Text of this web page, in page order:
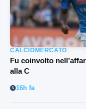
CALCIOMERCATO
Fu coinvolto
alla C
16h fa